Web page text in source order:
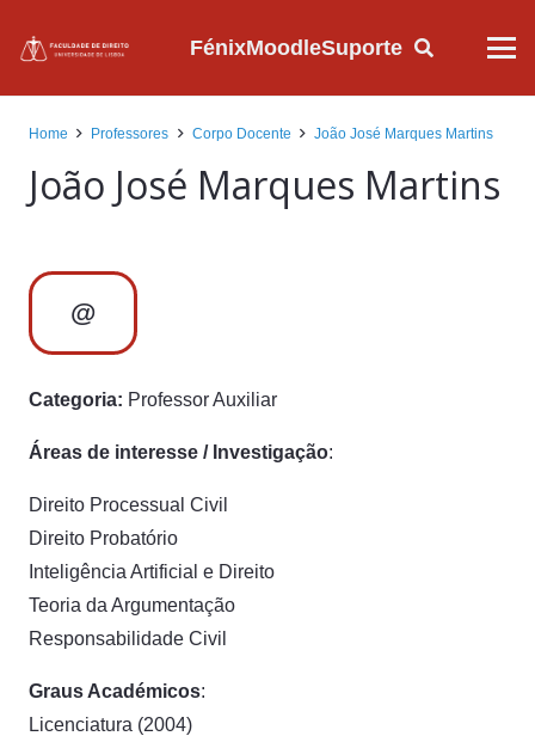
FénixMoodleSuporte
Home Professores Corpo Docente João José Marques Martins
João José Marques Martins
@
Categoria: Professor Auxiliar
Áreas de interesse / Investigação:
Direito Processual Civil
Direito Probatório
Inteligência Artificial e Direito
Teoria da Argumentação
Responsabilidade Civil
Graus Académicos:
Licenciatura (2004)